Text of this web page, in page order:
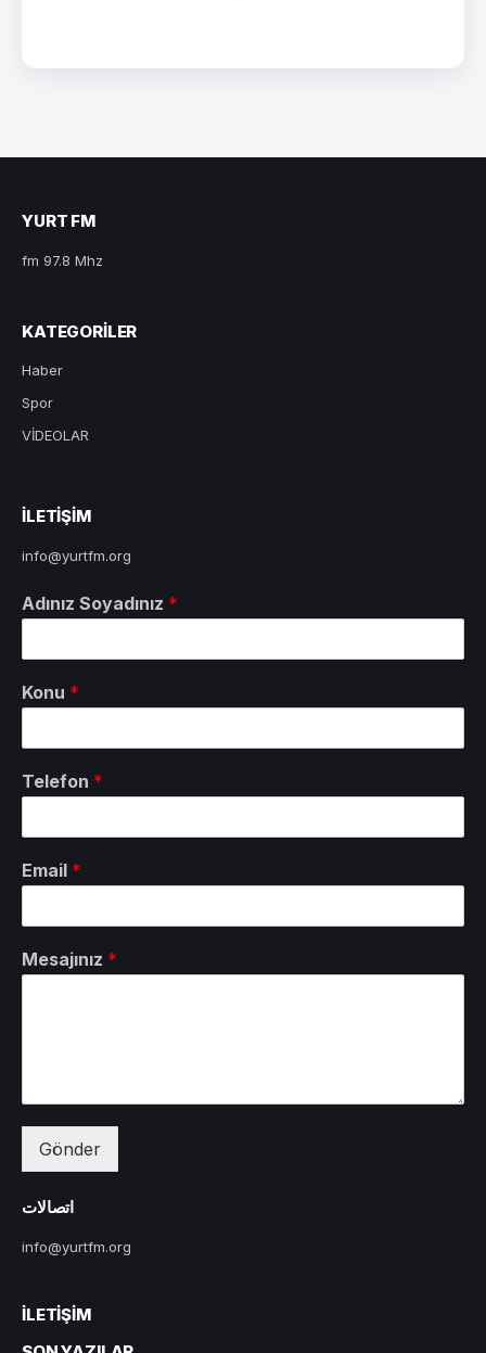
YURT FM
fm 97.8 Mhz
KATEGORILER
Haber
Spor
VİDEOLAR
ILETIŞIM
info@yurtfm.org
Adınız Soyadınız *
Konu *
Telefon *
Email *
Mesajınız *
Gönder
اتصالات
info@yurtfm.org
İLETIŞIM